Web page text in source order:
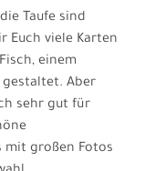
Taufe sind
Euch viele Karten
einem
gestaltet. Aber
sehr gut für
mit großen Fotos